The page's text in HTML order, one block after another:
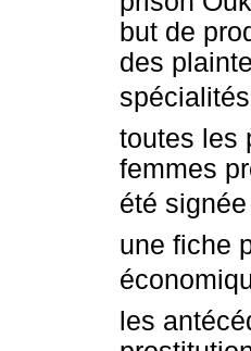
but de
des
toutes les
femmes
été
une fiche
les